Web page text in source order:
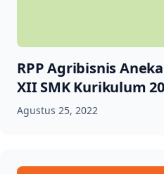
RPP Agribisnis
XII SMK Kurikulum
Agustus 25, 2022